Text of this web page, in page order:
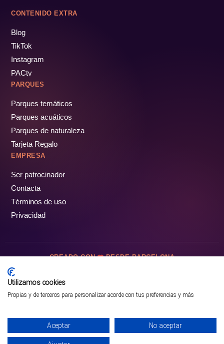
CONTENIDO EXTRA
Blog
TikTok
Instagram
PACtv
PARQUES
Parques temáticos
Parques acuáticos
Parques de naturaleza
Tarjeta Regalo
EMPRESA
Ser patrocinador
Contacta
Términos de uso
Privacidad
CREADO CON DESDE BARCELONA
Utilizamos cookies
Propias y de terceros para personalizar acorde con tus preferencias y más
Aceptar No aceptar